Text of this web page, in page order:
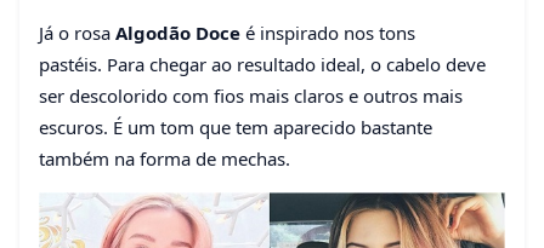
Já o rosa Algodão Doce é inspirado nos tons
pastéis. Para chegar ao resultado ideal, o cabelo deve
ser descolorido com fios mais claros e outros mais
escuros. É um tom que tem aparecido bastante
também na forma de mechas.